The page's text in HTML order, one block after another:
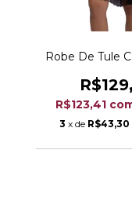
Robe De Tule
R$123,41
3 x de R$43,30